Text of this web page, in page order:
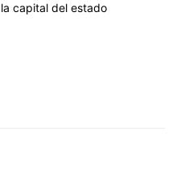
la capital del estado